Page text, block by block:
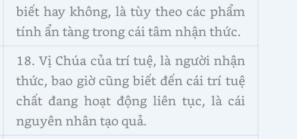
biết hay không, là tùy theo các phẩm
tính ẩn tàng trong cái tâm nhận thức.
18. Vị Chúa của trí tuệ, là người nhận
thức, bao giờ cũng biết đến cái trí tuệ
chất đang hoạt động liên tục, là cái
nguyên nhân tạo quả.